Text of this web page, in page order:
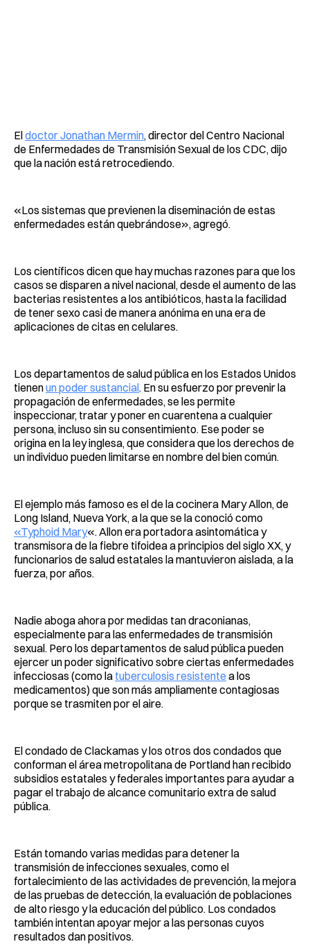
Eldoctor Jonathan Mermin, director del Centro Nacional
de Enfermedades de Transmisión Sexual de los CDC, dijo
que la nación está retrocediendo.
«Los sistemas que previenen la diseminación de estas
enfermedades están quebrándose», agregó.
Los científicos dicen que hay muchas razones para que los
casos se disparen a nivel nacional, desde el aumento de las
bacterias resistentes a los antibióticos, hasta la facilidad
de tener sexo casi de manera anónima en una era de
aplicaciones de citas en celulares.
Los departamentos de salud pública en los Estados Unidos
tienenun poder sustancial. En su esfuerzo por prevenir la
propagación de enfermedades, se les permite
inspeccionar, tratar y poner en cuarentena a cualquier
persona, incluso sin su consentimiento. Ese poder se
origina en la ley inglesa, que considera que los derechos de
un individuo pueden limitarse en nombre del bien común.
El ejemplo más famoso es el de la cocinera Mary Allon, de
Long Island, Nueva York, a la que se la conoció como
«Typhoid Mary«. Allon era portadora asintomática y
transmisora ​de la fiebre tifoidea a principios del siglo XX, y
funcionarios de salud estatales la mantuvieron aislada, a la
fuerza, por años.
Nadie aboga ahora por medidas tan draconianas,
especialmente para las enfermedades de transmisión
sexual. Pero los departamentos de salud pública pueden
ejercer un poder significativo sobre ciertas enfermedades
infecciosas (como la tuberculosis resistentea los
medicamentos) que son más ampliamente contagiosas
porque se trasmiten por el aire.
El condado de Clackamas y los otros dos condados que
conforman el área metropolitana de Portland han recibido
subsidios estatales y federales importantes para ayudar a
pagar el trabajo de alcance comunitario extra de salud
pública.
Están tomando varias medidas para detener la
transmisión de infecciones sexuales, como el
fortalecimiento de las actividades de prevención, la mejora
de las pruebas de detección, la evaluación de poblaciones
de alto riesgo y la educación del público. Los condados
también intentan apoyar mejor a las personas cuyos
resultados dan positivos.